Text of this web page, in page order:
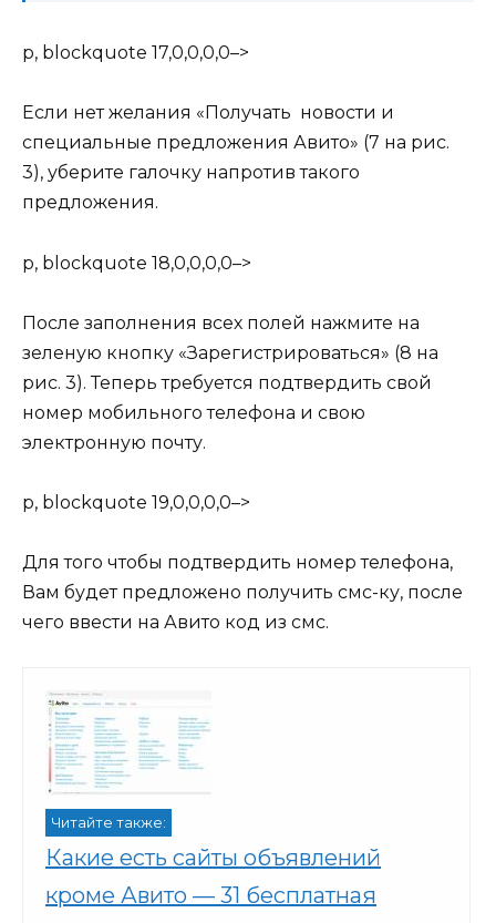
p, blockquote 17,0,0,0,0–>
Если нет желания «Получать новости и
специальные предложения Авито» (7 на рис.
3), уберите галочку напротив такого
предложения.
p, blockquote 18,0,0,0,0–>
После заполнения всех полей нажмите на
зеленую кнопку «Зарегистрироваться» (8 на
рис. 3). Теперь требуется подтвердить свой
номер мобильного телефона и свою
электронную почту.
p, blockquote 19,0,0,0,0–>
Для того чтобы подтвердить номер телефона,
Вам будет предложено получить смс-ку, после
чего ввести на Авито код из смс.
Читайте также:
Какие есть сайты объявлений
кроме Авито — 31 бесплатная